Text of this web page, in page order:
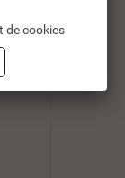
de cookies